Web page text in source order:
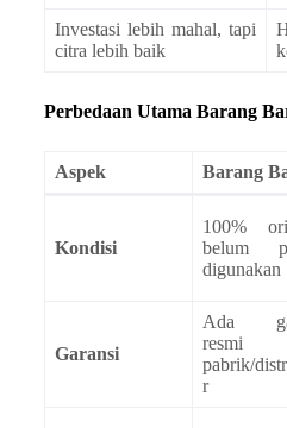
Investasi lebih mahal, tapi
citra lebih baik
Perbedaan Utama Barang
Aspek Barang
Kondisi
100%
belum
digunakan
Garansi
Ada
resmi
pabrik/
r